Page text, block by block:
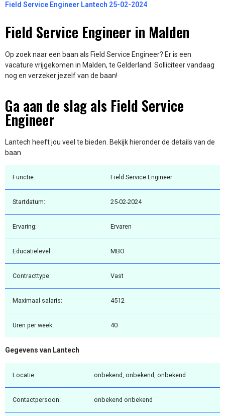
Field Service Engineer Lantech 25-02-2024
Field Service Engineer in Malden
Op zoek naar een baan als Field Service Engineer? Er is een
vacature vrijgekomen in Malden, te Gelderland. Solliciteer vandaag
nog en verzeker jezelf van de baan!
Ga aan de slag als Field Service
Engineer
Lantech heeft jou veel te bieden. Bekijk hieronder de details van de
baan
Functie: Field Service Engineer
Startdatum: 25-02-2024
Ervaring: Ervaren
Educatielevel: MBO
Contracttype: Vast
Maximaal salaris: 4512
Uren per week: 40
Gegevens van Lantech
Locatie: onbekend, onbekend, onbekend
Contactpersoon: onbekend onbekend